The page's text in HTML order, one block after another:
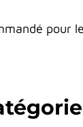
pour